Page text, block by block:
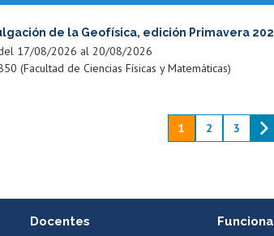
de la Geofísica, edición Primavera
17/08/2026 al 20/08/2026
(Facultad de Ciencias Físicas y Matemáticas)
1 2 3
Docentes